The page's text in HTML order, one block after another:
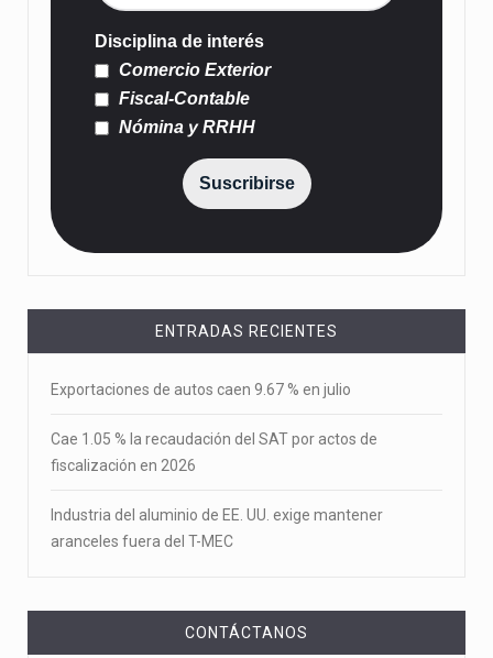
Disciplina de interés
Comercio Exterior
Fiscal-Contable
Nómina y RRHH
Suscribirse
ENTRADAS RECIENTES
Exportaciones de autos caen 9.67 % en julio
Cae 1.05 % la recaudación del SAT por actos de
fiscalización en 2026
Industria del aluminio de EE. UU. exige mantener
aranceles fuera del T-MEC
CONTÁCTANOS